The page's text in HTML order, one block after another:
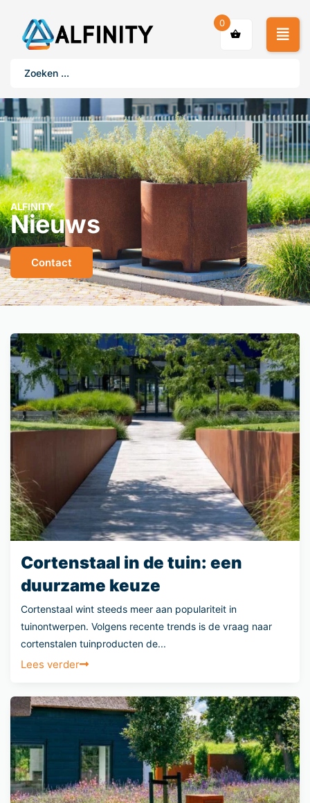
0
ALFINITY
Nieuws
Contact
Cortenstaal in de tuin: een
duurzame keuze
Cortenstaal wint steeds meer aan populariteit in
tuinontwerpen. Volgens recente trends is de vraag naar
cortenstalen tuinproducten de...
Lees verder